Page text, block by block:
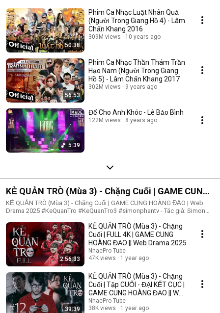
50:38
Phim Ca Nhạc Luật Nhân Quả
(Người Trong Giang Hồ 4) - Lâm
Chấn Khang 2016
309M views 10 years ago
56:53
Phim Ca Nhạc Thần Thám Trần
Hạo Nam (Người Trong Giang
Hồ 5) - Lâm Chấn Khang 2017
302M views 9 years ago
5:39
Để Cho Anh Khóc - Lê Bảo Bình
122M views 8 years ago
KẺ QUẢN TRÒ (Mùa 3) - Chặng Cuối | GAME CUNG
HOÀNG ĐẠO | Web Drama 2025
KẺ QUẢN TRÒ (Mùa 3) - Chặng Cuối | GAME CUNG HOÀNG ĐẠO | Web
Drama 2025 #KeQuanTro #KeQuanTro3 #simonphantv - Tác giả: Simon
Khánh Duy ► Một trò chơi kỳ lạ, với mức thưởng tiền tỷ. Một trò chơi
mang hơi hướng của show truyền hình thực tế, nhưng dần trở nên đen tối
hơn quà từng vòng. Ai sẽ là người chiến thắng cuối cùng?. Mục đích của
KẺ QUẢN TRÒ là gì?. Và gương mặt đằng sau chiếc mặt nạ. Tất cả sẽ tiết
lộ trong seri web drama KẺ QUẢN TRÒ (Mùa 3) Simon Phan _ Anh trai
Simon Huỳnh Nhựt _ Diễn viên Huỳnh Nhựt Bnat _ Ca sĩ Bnat Bảo Ngân _
Cô giáo Bảo Ngân Trúc _ TikToker Trúc Khánh Duy _ Nghệ sĩ Khánh Duy
Simon Phan _ Em trai Cá Hồi
2:56:33
KẺ QUẢN TRÒ (Mùa 3) - Chặng
Cuối | FULL 4K | GAME CUNG
HOÀNG ĐẠO || Web Drama 2025
NhacPro Tube
47K views
1 year ago
39:39
KẺ QUẢN TRÒ (Mùa 3) - Chặng
Cuối | Tập CUỐI - ĐẠI KẾT CỤC |
GAME CUNG HOÀNG ĐẠO || Web
Drama 2025
NhacPro Tube
38K views
1 year ago